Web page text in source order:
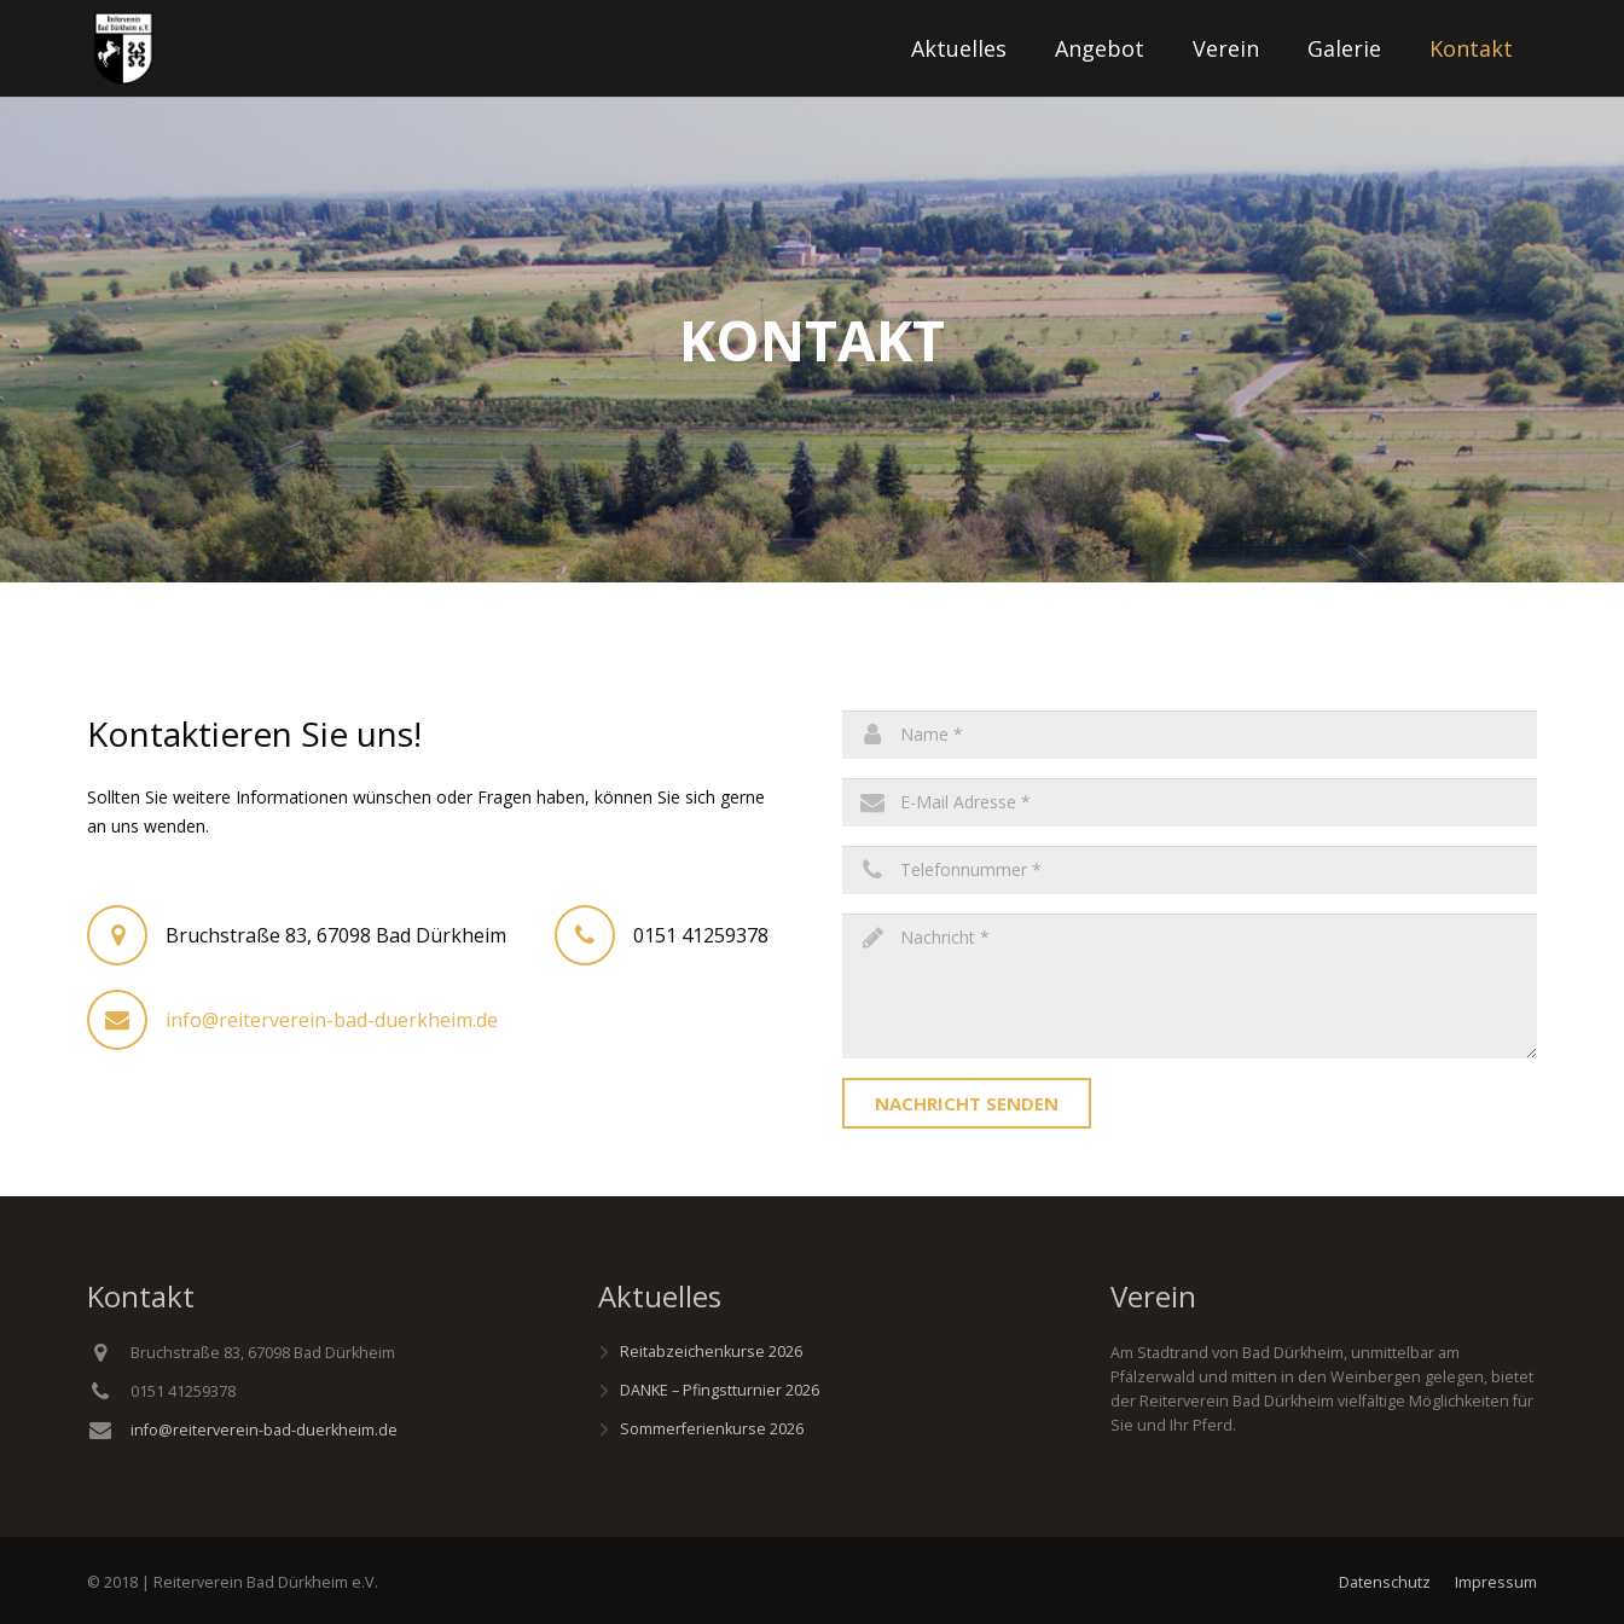
Aktuelles Angebot Verein Galerie Kontakt
KONTAKT
Kontaktieren Sie uns!
Sollten Sie weitere Informationen wünschen oder Fragen haben, können Sie sich gerne
an uns wenden.
Bruchstraße 83, 67098 Bad Dürkheim 0151 41259378
info@reiterverein-bad-duerkheim.de
NACHRICHT SENDEN
Kontakt
Bruchstraße 83, 67098 Bad Dürkheim
0151 41259378
info@reiterverein-bad-duerkheim.de
Aktuelles
Reitabzeichenkurse 2026
DANKE – Pfingstturnier 2026
Sommerferienkurse 2026
Verein
Am Stadtrand von Bad Dürkheim, unmittelbar am
Pfälzerwald und mitten in den Weinbergen gelegen, bietet
der Reiterverein Bad Dürkheim vielfältige Möglichkeiten für
Sie und Ihr Pferd.
Datenschutz Impressum
© 2018 | Reiterverein Bad Dürkheim e.V.